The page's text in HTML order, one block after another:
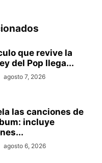
que revive la
del Pop llega...
agosto 7, 2026
las canciones de
incluye
agosto 6, 2026